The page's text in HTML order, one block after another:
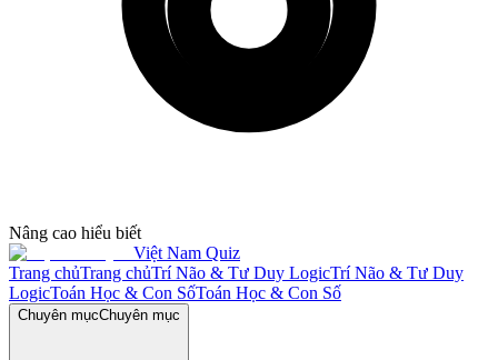
Nâng cao hiểu biết
Việt Nam Quiz
Trang chủTrang chủTrí Não & Tư Duy LogicTrí Não & Tư Duy
LogicToán Học & Con SốToán Học & Con Số
Chuyên mụcChuyên mục